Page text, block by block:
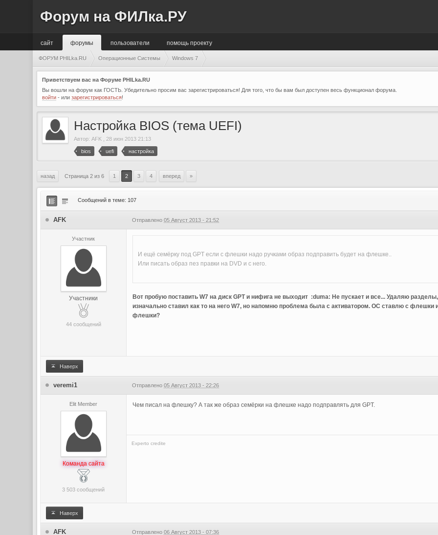
Форум на ФИЛка.РУ
сайт помощь проекту
форумы пользователи
ФОРУМ PHILka.RU Операционные Системы Windows 7
Приветствуем вас на Форуме PHILka.RU
Вы вошли на форум как ГОСТЬ. Убедительно просим вас зарегистрироваться! Для того, что бы вам был доступен весь функционал форума.
войти - илизарегистрироваться!
Настройка BIOS (тема UEFI)
Автор:AFK 28 июн 2013 21:13
bios uefi настройка
назад Страница 2 из 6 1 2 3 4 вперед »
Сообщений в теме: 107
AFK Отправлено05 Август 2013 - 21:52
Участник
Участники
44 сообщений
И ещё семёрку под GPT если с флешки надо ручками образ подправить будет на флешке..
Или писать образ пез правки на DVD и с него.
Вот пробую поставить W7 на диск GPT и нифига не выходит :duma: Не пускает и все... Удаляю
изначально ставил как то на него W7, но напомню проблема была с активатором. ОС ставлю с флешки
флешки?
Наверх
veremi1 Отправлено05 Август 2013 - 22:26
Elit Member
Команда сайта
3 503 сообщений
Чем писал на флешку? А так же образ семёрки на флешке надо подправлять для GPT.
Experto credite
Наверх
AFK Отправлено06 Август 2013 - 07:36